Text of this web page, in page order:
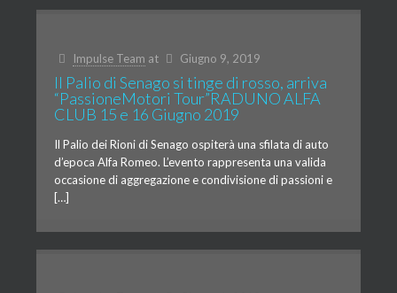
Impulse Team at Giugno 9, 2019
Il Palio di Senago si tinge di rosso, arriva
“PassioneMotori Tour”RADUNO ALFA
CLUB 15 e 16 Giugno 2019
Il Palio dei Rioni di Senago ospiterà una sfilata di auto
d’epoca Alfa Romeo. L’evento rappresenta una valida
occasione di aggregazione e condivisione di passioni e
[…]